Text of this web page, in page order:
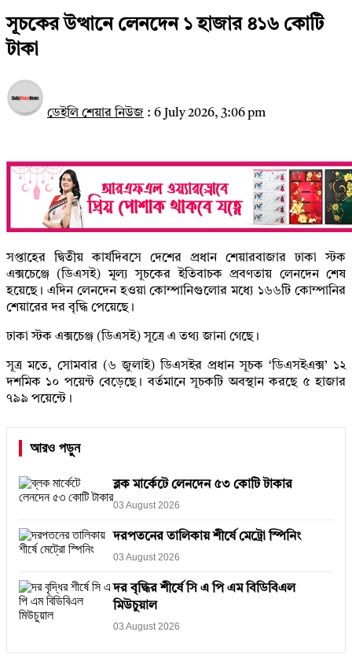
সূচকের উত্থানে লেনদেন ১ হাজার ৪১৬ কোটি
টাকা
ডেইলি শেয়ার নিউজ : 6 July 2026, 3:06 pm
সপ্তাহের দ্বিতীয় কার্যদিবসে দেশের প্রধান শেয়ারবাজার ঢাকা স্টক
এক্সচেঞ্জে (ডিএসই) মূল্য সূচকের ইতিবাচক প্রবণতায় লেনদেন শেষ
হয়েছে। এদিন লেনদেন হওয়া কোম্পানিগুলোর মধ্যে ১৬৬টি কোম্পানির
শেয়ারের দর বৃদ্ধি পেয়েছে।
ঢাকা স্টক এক্সচেঞ্জ (ডিএসই) সূত্রে এ তথ্য জানা গেছে।
সূত্র মতে, সোমবার (৬ জুলাই) ডিএসইর প্রধান সূচক ‘ডিএসইএক্স’ ১২
দশমিক ১০ পয়েন্ট বেড়েছে। বর্তমানে সূচকটি অবস্থান করছে ৫ হাজার
৭৯৯ পয়েন্টে।
আরও পড়ুন
ব্লক মার্কেটে লেনদেন ৫৩ কোটি টাকার
03 August 2026
দরপতনের তালিকায় শীর্ষে মেট্রো স্পিনিং
03 August 2026
দর বৃদ্ধির শীর্ষে সি এ পি এম বিডিবিএল
মিউচুয়াল
03 August 2026